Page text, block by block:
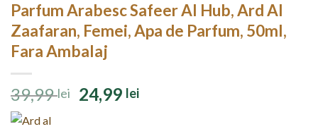
Parfum Arabesc Safeer Al Hub, Ard Al
Zaafaran, Femei, Apa de Parfum, 50ml,
Fara Ambalaj
39,99lei
Prețul
inițial
24,99 leiPrețul